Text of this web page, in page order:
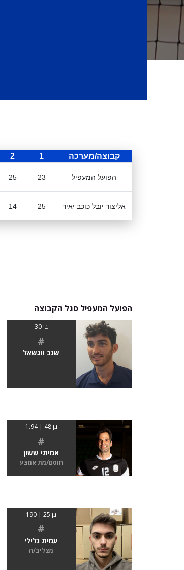
קבוצה/מערכה 1
2
הפועל המעפיל 23
25
אליצור יובל כוכב יאיר 25
14
הפועל המעפיל סגל הקבוצה
בן 30
#
שגב ווגשאל
בן 48 | 1.94
#
אמיתי ששון
חוסם/מת אמצע
בן 25 | 190
#
עמית גלילי
מצליב/ה